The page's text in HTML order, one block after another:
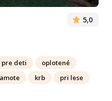
5,0
pre deti
oplotené
krb
pri lese